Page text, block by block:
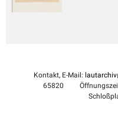
Kontakt, E-Mail:
65820